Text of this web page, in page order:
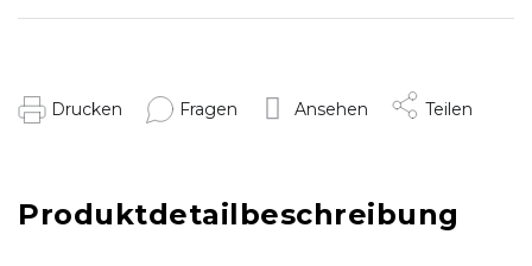
Drucken Fragen Ansehen Teilen
Produktdetailbeschreibung